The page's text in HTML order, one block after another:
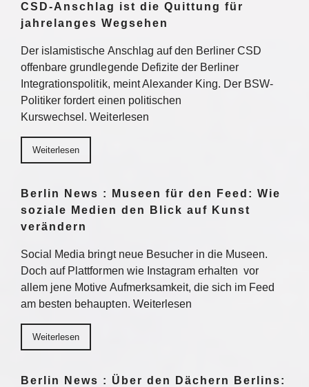
CSD-Anschlag ist die Quittung für
jahrelanges Wegsehen
Der islamistische Anschlag auf den Berliner CSD
offenbare grundlegende Defizite der Berliner
Integrationspolitik, meint Alexander King. Der BSW-
Politiker fordert einen politischen
Kurswechsel. Weiterlesen
Weiterlesen
Berlin News : Museen für den Feed: Wie
soziale Medien den Blick auf Kunst
verändern
Social Media bringt neue Besucher in die Museen.
Doch auf Plattformen wie Instagram erhalten vor
allem jene Motive Aufmerksamkeit, die sich im Feed
am besten behaupten. Weiterlesen
Weiterlesen
Berlin News : Über den Dächern Berlins: